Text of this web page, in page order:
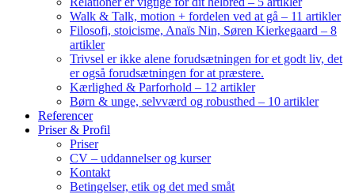
Walk & Talk, motion + fordelen ved at gå – 11 artikler
Filosofi, stoicisme, Anaïs Nin, Søren Kierkegaard – 8
artikler
Trivsel er ikke alene forudsætningen for et godt liv, det
er også forudsætningen for at præstere.
Kærlighed & Parforhold – 12 artikler
Børn & unge, selvværd og robusthed – 10 artikler
Referencer
Priser & Profil
Priser
CV – uddannelser og kurser
Kontakt
Betingelser, etik og det med småt